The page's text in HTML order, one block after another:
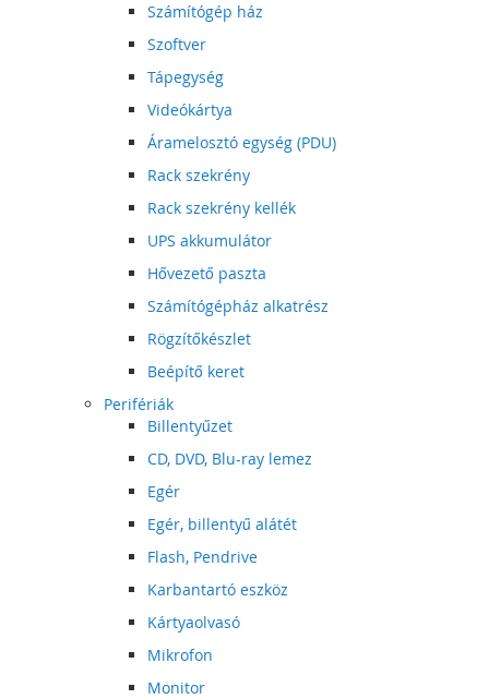
Számítógép ház
Szoftver
Tápegység
Videókártya
Áramelosztó egység (PDU)
Rack szekrény
Rack szekrény kellék
UPS akkumulátor
Hővezető paszta
Számítógépház alkatrész
Rögzítőkészlet
Beépítő keret
Perifériák
Billentyűzet
CD, DVD, Blu-ray lemez
Egér
Egér, billentyű alátét
Flash, Pendrive
Karbantartó eszköz
Kártyaolvasó
Mikrofon
Monitor